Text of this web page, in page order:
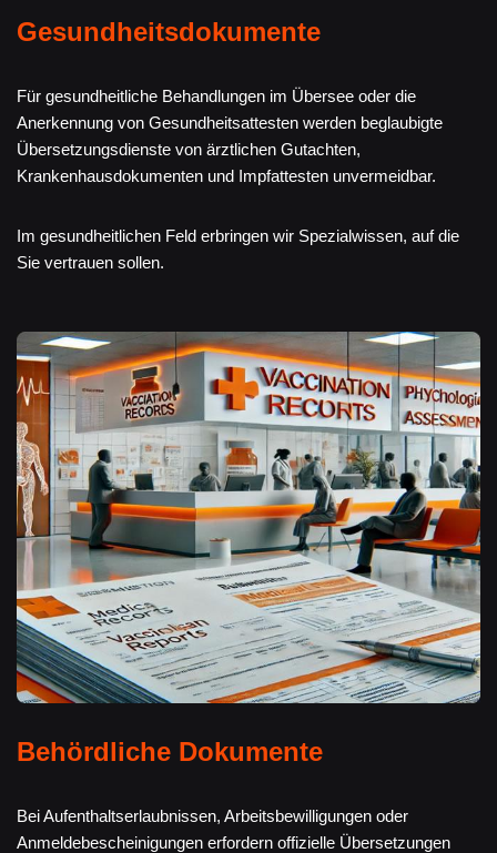
Gesundheitsdokumente
Für gesundheitliche Behandlungen im Übersee oder die
Anerkennung von Gesundheitsattesten werden beglaubigte
Übersetzungsdienste von ärztlichen Gutachten,
Krankenhausdokumenten und Impfattesten unvermeidbar.
Im gesundheitlichen Feld erbringen wir Spezialwissen, auf die
Sie vertrauen sollen.
Behördliche Dokumente
Bei Aufenthaltserlaubnissen, Arbeitsbewilligungen oder
Anmeldebescheinigungen erfordern offizielle Übersetzungen